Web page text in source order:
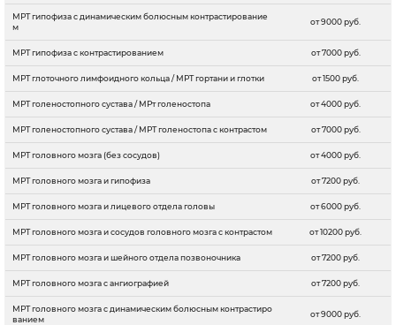
МРТ гипофиза с динамическим болюсным контрастирование
м
от 9000 руб.
МРТ гипофиза с контрастированием от 7000 руб.
МРТ глоточного лимфоидного кольца / МРТ гортани и глотки от 1500 руб.
МРТ голеностопного сустава / МРт голеностопа от 4000 руб.
МРТ голеностопного сустава / МРТ голеностопа с контрастом от 7000 руб.
МРТ головного мозга (без сосудов) от 4000 руб.
МРТ головного мозга и гипофиза от 7200 руб.
МРТ головного мозга и лицевого отдела головы от 6000 руб.
МРТ головного мозга и сосудов головного мозга с контрастом от 10200 руб.
МРТ головного мозга и шейного отдела позвоночника от 7200 руб.
МРТ головного мозга с ангиографией от 7200 руб.
МРТ головного мозга с динамическим болюсным контрастиро
ванием
от 9000 руб.